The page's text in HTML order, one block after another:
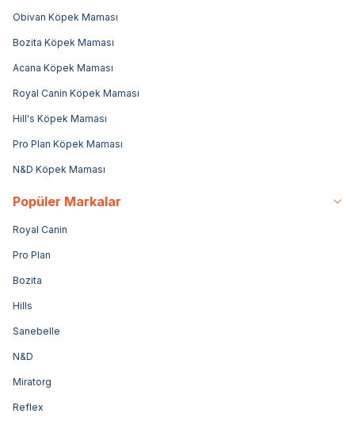
Obivan Köpek Maması
Bozita Köpek Maması
Acana Köpek Maması
Royal Canin Köpek Maması
Hill's Köpek Maması
Pro Plan Köpek Maması
N&D Köpek Maması
Popüler Markalar
Royal Canin
Pro Plan
Bozita
Hills
Sanebelle
N&D
Miratorg
Reflex